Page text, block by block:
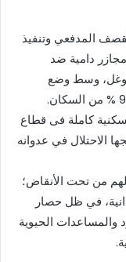
المدفعي وتنفيذ
دامية ضد
وسط وضع
كاملة فى قطاع
الاحتلال في عدوانه
من تحت الأنقاض؛
في ظل حصار
الحيوية